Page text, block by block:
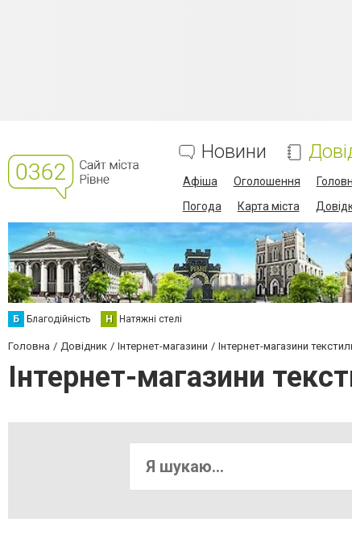
Новини
Афіша Оголошення
Погода
Карта міста
Б Благодійність Н Натяжні стелі
Головна Довідник Інтернет-магазини Інтернет-магазини
Інтернет-магазини